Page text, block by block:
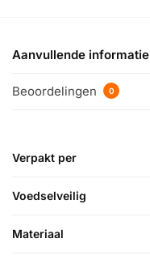
Aanvullende informatie
Beoordelingen 0
Verpakt per
Voedselveilig
Materiaal